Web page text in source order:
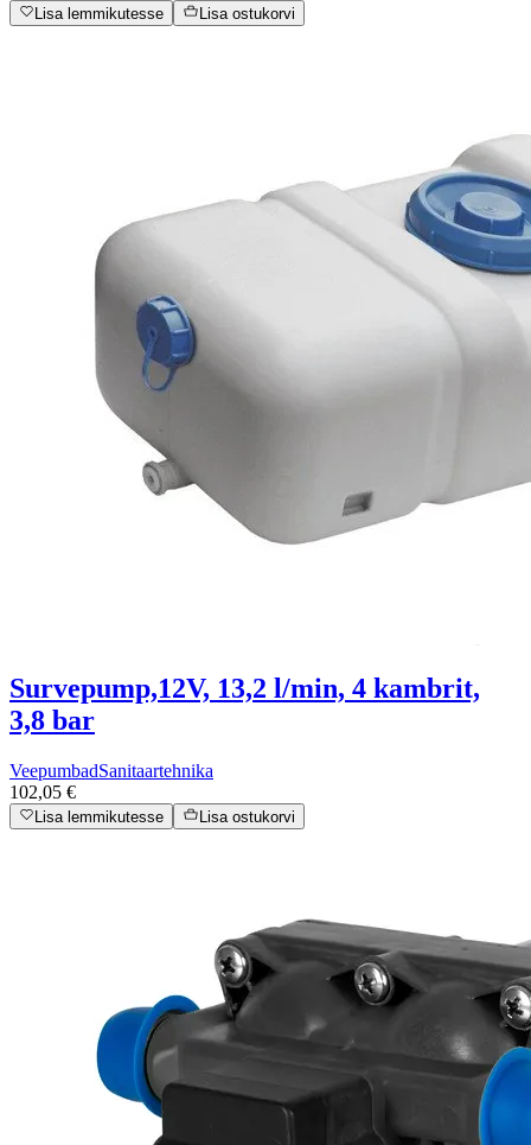
Lisa lemmikutesse Lisa ostukorvi
Survepump,12V, 13,2 l/min, 4 kambrit,
3,8 bar
VeepumbadSanitaartehnika
102,05 €
Lisa lemmikutesse Lisa ostukorvi